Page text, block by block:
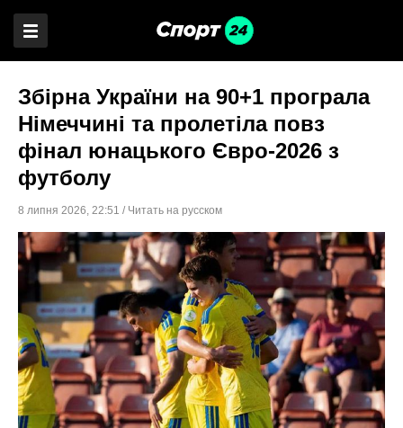
Збірна України на 90+1 програла
Німеччині та пролетіла повз
фінал юнацького Євро-2026 з
футболу
8 липня 2026, 22:51 / Читать на русском